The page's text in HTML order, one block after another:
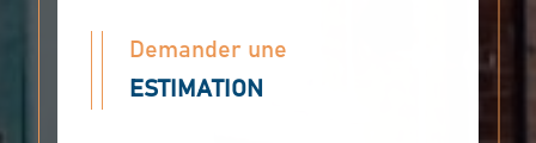
Demander une
ESTIMATION